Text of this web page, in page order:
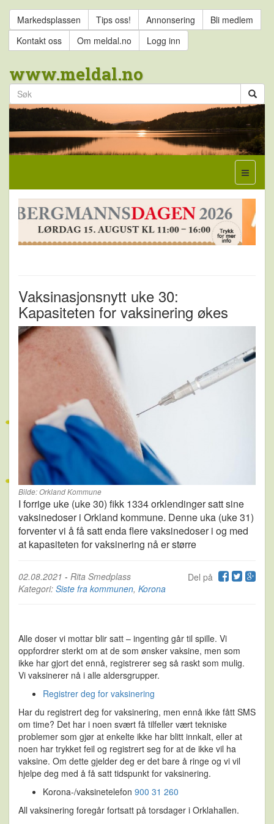
Markedsplassen Tips oss! Annonsering
Bli medlem
Kontakt oss
Om meldal.no Logg inn
www.meldal.no
Vaksinasjonsnytt uke 30:
Kapasiteten for vaksinering økes
Bilde: Orkland Kommune
I forrige uke (uke 30) fikk 1334 orklendinger satt sine
vaksinedoser i Orkland kommune. Denne uka (uke 31)
forventer vi å få satt enda flere vaksinedoser i og med
at kapasiteten for vaksinering nå er større
Del på
02.08.2021 - Rita Smedplass
Kategori: Siste fra kommunen, Korona
Alle doser vi mottar blir satt – ingenting går til spille. Vi
oppfordrer sterkt om at de som ønsker vaksine, men som
ikke har gjort det ennå, registrerer seg så raskt som mulig.
Vi vaksinerer nå i alle aldersgrupper.
Registrer deg for vaksinering
Har du registrert deg for vaksinering, men ennå ikke fått SMS
om time? Det har i noen svært få tilfeller vært tekniske
problemer som gjør at enkelte ikke har blitt innkalt, eller at
noen har trykket feil og registrert seg for at de ikke vil ha
vaksine. Om dette gjelder deg er det bare å ringe og vi vil
hjelpe deg med å få satt tidspunkt for vaksinering.
Korona-/vaksinetelefon 900 31 260
All vaksinering foregår fortsatt på torsdager i Orklahallen.